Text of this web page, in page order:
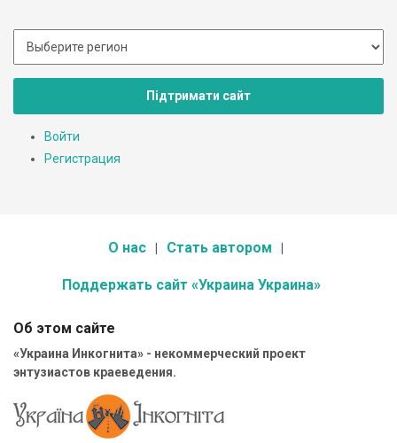
Підтримати сайт
Войти
Регистрация
О нас Стать автором
Поддержать сайт «Украина Украина»
Об этом сайте
«Украина Инкогнита» - некоммерческий проект
энтузиастов краеведения.